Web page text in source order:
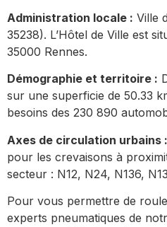
Administration locale : Ville
35238). L’Hôtel de Ville est
35000 Rennes.
Démographie et territoire :
sur une superficie de 50.33
besoins des 230 890
Axes de circulation urbains :
pour les crevaisons à
secteur : N12, N24, N136,
Pour vous permettre de
experts pneumatiques de